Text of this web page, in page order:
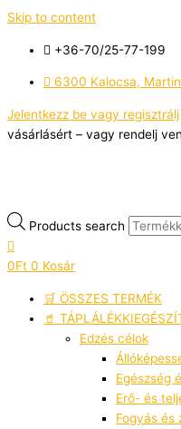
Skip to content
+36-70/25-77-199
6300 Kalocsa,
Jelentkezz be vagy regisztrálj
vásárlásért – vagy rendelj
Products search
0Ft 0 Kosár
🛒 ÖSSZES TERMÉK
🥤
Edzés célok
Egészség
Erő- és
Fogyás és